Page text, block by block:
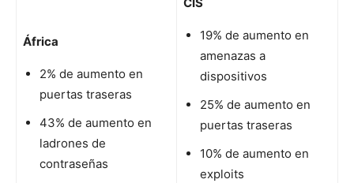
África
2% de aumento en
puertas traseras
43% de aumento en
ladrones de
contraseñas
19% de aumento en
amenazas a
dispositivos
25% de aumento en
puertas traseras
10% de aumento en
exploits